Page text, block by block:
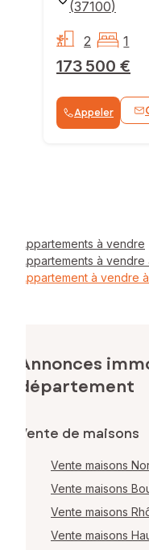
(37100)
173 500 €
2 1
Appeler
Appartements à vendre
Appartements à vendre
Appartement à vendre
Annonces
département
Vente de maisons
Vente maisons
Vente maisons
Vente maisons
Vente maisons